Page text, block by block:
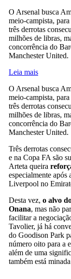
O Arsenal busca
meio-campista,
três derrotas
milhões de libras,
concorrência do
Manchester United.
Leia mais
O Arsenal busca
meio-campista,
três derrotas
milhões de libras,
concorrência do
Manchester United.
Três derrotas
e na Copa FA são
Arteta queira
especialmente após
Liverpool no
Desta vez, o alvo
Onana, mas não
facilitar a
Tavolier, já há
do Goodison Park
número oito para a
além de uma
também está